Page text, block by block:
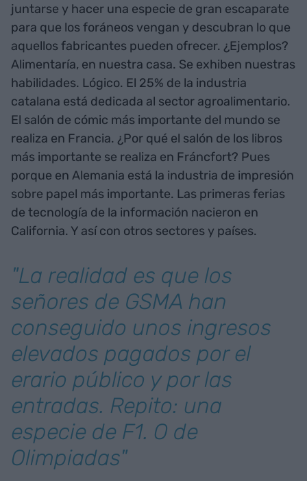
juntarse y hacer una especie de gran escaparate
para que los foráneos vengan y descubran lo que
aquellos fabricantes pueden ofrecer. ¿Ejemplos?
Alimentaría, en nuestra casa. Se exhiben nuestras
habilidades. Lógico. El 25% de la industria
catalana está dedicada al sector agroalimentario.
El salón de cómic más importante del mundo se
realiza en Francia. ¿Por qué el salón de los libros
más importante se realiza en Fráncfort? Pues
porque en Alemania está la industria de impresión
sobre papel más importante. Las primeras ferias
de tecnología de la información nacieron en
California. Y así con otros sectores y países.
"La realidad es que los
señores de GSMA han
conseguido unos ingresos
elevados pagados por el
erario público y por las
entradas. Repito: una
especie de F1. O de
Olimpiadas"